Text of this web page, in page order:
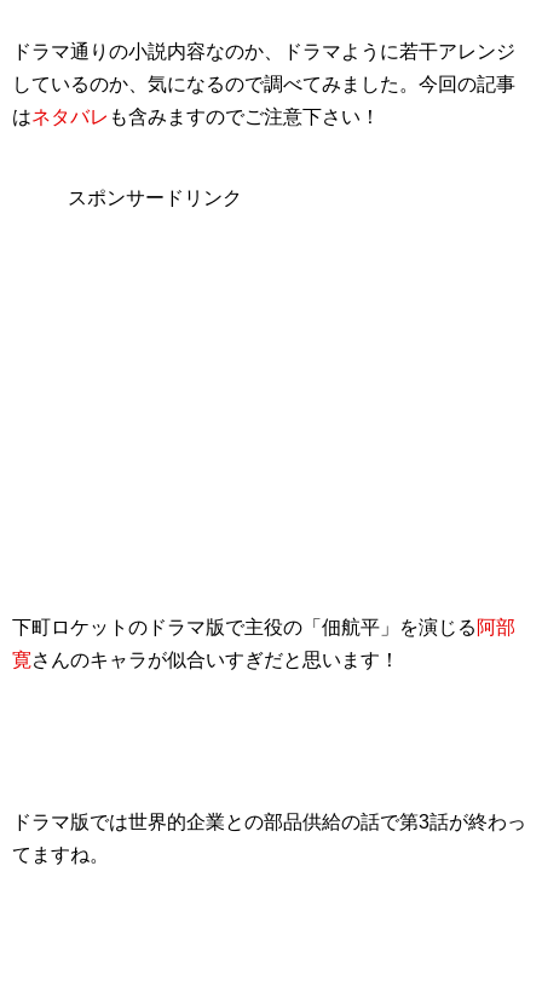
ドラマ通りの小説内容なのか、ドラマように若干アレンジ
しているのか、気になるので調べてみました。今回の記事
はネタバレ も含みますのでご注意下さい！
スポンサードリンク
下町ロケットのドラマ版で主役の「 佃航平 」を演じる 阿部
寛さんのキャラが似合いすぎだと思います！
ドラマ版では世界的企業との部品供給の話で第3話が終わっ
てますね。